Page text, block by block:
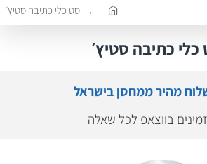
סט כלי כתיבה סטיץ׳
כלי כתיבה סטיץ׳
מהיר ממחסן בישראל
זמינים בווצאפ לכל שאלה